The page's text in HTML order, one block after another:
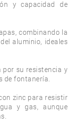
y capacidad de
combinando la
aluminio, ideales
por su resistencia y
de fontanería.
zinc para resistir
y gas, aunque